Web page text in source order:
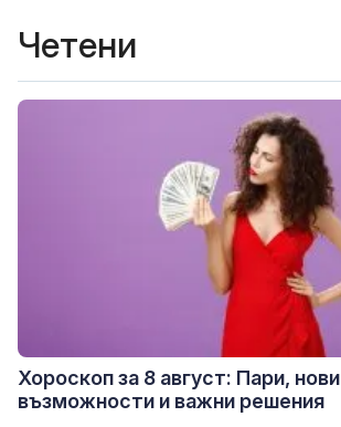
Четени
Хороскоп за 8 август: Пари, нови
възможности и важни решения